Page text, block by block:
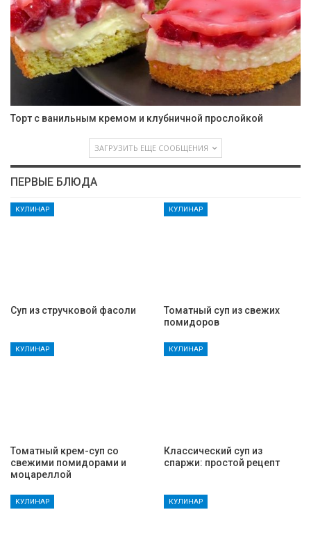
Торт с ванильным кремом и клубничной прослойкой
ЗАГРУЗИТЬ ЕЩЕ СООБЩЕНИЯ
ПЕРВЫЕ БЛЮДА
КУЛИНАР
Суп из стручковой фасоли
КУЛИНАР
Томатный суп из свежих
помидоров
КУЛИНАР
Томатный крем-суп со
свежими помидорами и
моцареллой
КУЛИНАР
Классический суп из
спаржи: простой рецепт
КУЛИНАР КУЛИНАР